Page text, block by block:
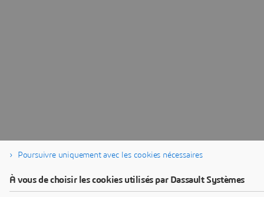
Poursuivre uniquement avec les cookies nécessaires
À vous de choisir les cookies utilisés par Dassault Systèmes